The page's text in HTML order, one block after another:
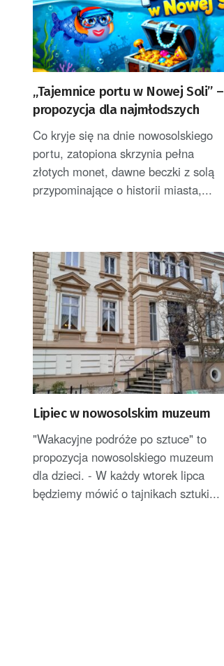
„Tajemnice portu w Nowej Soli” –
propozycja dla najmłodszych
Co kryje się na dnie nowosolskiego
portu, zatopiona skrzynia pełna
złotych monet, dawne beczki z solą
przypominające o historii miasta,...
Lipiec w nowosolskim muzeum
"Wakacyjne podróże po sztuce" to
propozycja nowosolskiego muzeum
dla dzieci. - W każdy wtorek lipca
będziemy mówić o tajnikach sztuki...